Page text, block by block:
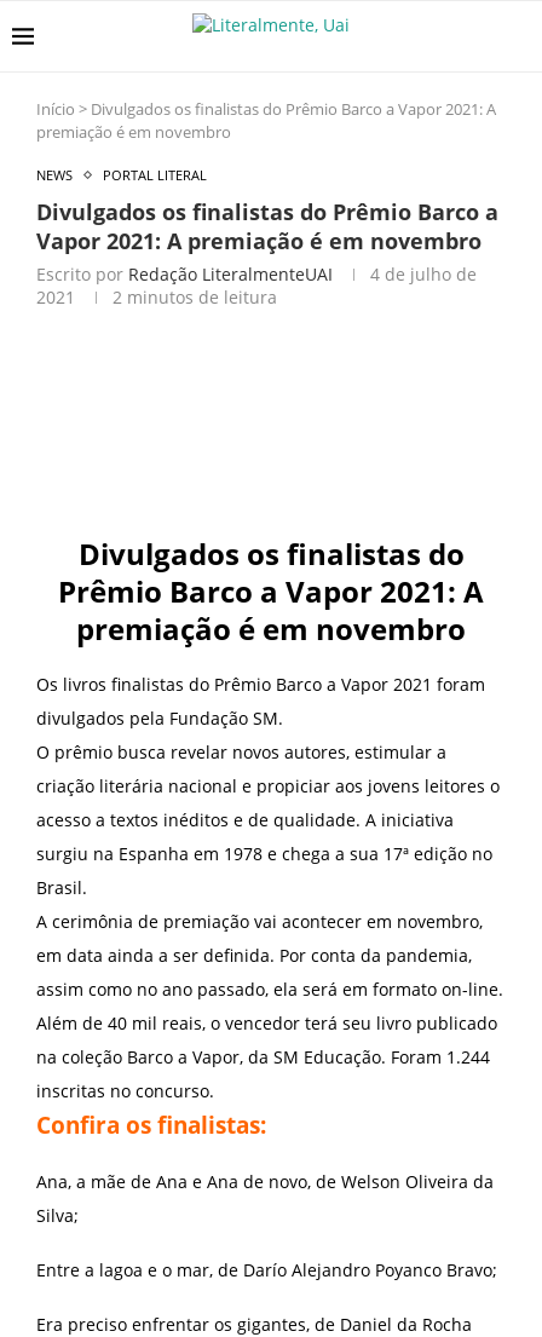
Início > Divulgados os finalistas do Prêmio Barco a Vapor 2021: A
premiação é em novembro
NEWS PORTAL LITERAL
Divulgados os finalistas do Prêmio Barco a
Vapor 2021: A premiação é em novembro
Escrito por Redação LiteralmenteUAI
4 de julho de
2021
2 minutos de leitura
Divulgados os finalistas do
Prêmio Barco a Vapor 2021: A
premiação é em novembro
Os livros finalistas do Prêmio Barco a Vapor 2021 foram
divulgados pela Fundação SM.
O prêmio busca revelar novos autores, estimular a
criação literária nacional e propiciar aos jovens leitores o
acesso a textos inéditos e de qualidade. A iniciativa
surgiu na Espanha em 1978 e chega a sua 17ª edição no
Brasil.
A cerimônia de premiação vai acontecer em novembro,
em data ainda a ser definida. Por conta da pandemia,
assim como no ano passado, ela será em formato on-line.
Além de 40 mil reais, o vencedor terá seu livro publicado
na coleção Barco a Vapor, da SM Educação. Foram 1.244
inscritas no concurso.
Confira os finalistas:
Ana, a mãe de Ana e Ana de novo, de Welson Oliveira da
Silva;
Entre a lagoa e o mar, de Darío Alejandro Poyanco Bravo;
Era preciso enfrentar os gigantes, de Daniel da Rocha